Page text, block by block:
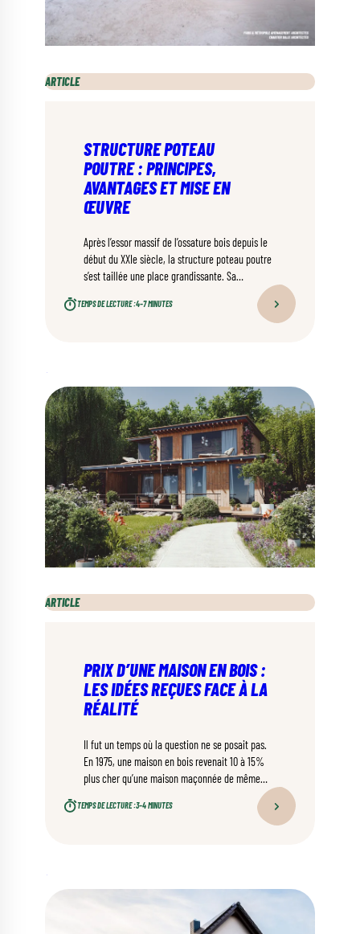
ARTICLE
STRUCTURE POTEAU
POUTRE : PRINCIPES,
AVANTAGES ET MISE EN
ŒUVRE
Après l’essor massif de l’ossature bois depuis le
début du XXIe siècle, la structure poteau poutre
s’est taillée une place grandissante. Sa
ambitieux : grands espaces ouverts, volumes
spectaculaires, esthétique affirmée. Voici le tour
TEMPS DE LECTURE :4–7 MINUTES
ARTICLE
PRIX D’UNE MAISON EN BOIS :
LES IDÉES REÇUES FACE À LA
RÉALITÉ
Il fut un temps où la question ne se posait pas.
En 1975, une maison en bois revenait 10 à 15%
plus cher qu’une maison maçonnée de même
TEMPS DE LECTURE :3–4 MINUTES